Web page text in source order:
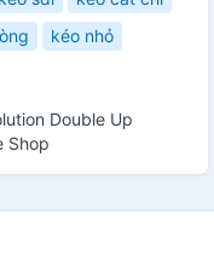
kéo nhỏ
Double Up
Shop